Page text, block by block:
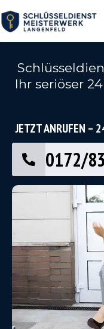
Ihr seriöser
JETZT ANRUFEN –
0172/